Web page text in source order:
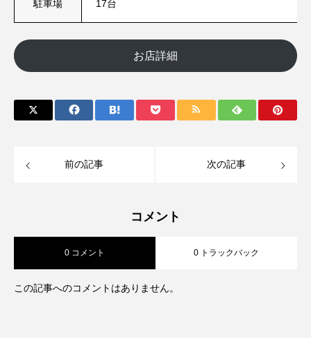
駐車場 17台
お店詳細
前の記事 次の記事
コメント
0 コメント 0 トラックバック
この記事へのコメントはありません。